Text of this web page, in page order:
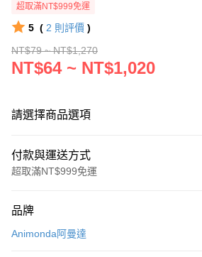
超取滿NT$999免運
5 ( 2 則評價 )
NT$79 ~ NT$1,270
NT$64 ~ NT$1,020
請選擇商品選項
付款與運送方式
超取滿NT$999免運
信用卡一次付款
品牌
Animonda阿曼達